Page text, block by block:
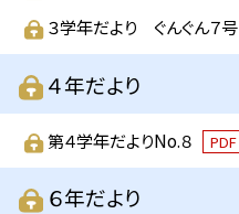
３学年だより ぐんぐん７号
４年だより
第４学年だよりNo.８ PDF
６年だより